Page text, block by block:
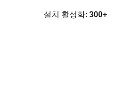
설치 활성화: 300+